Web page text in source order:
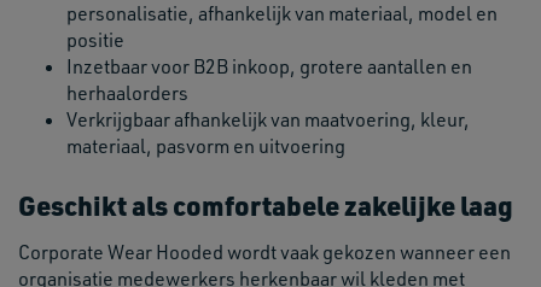
personalisatie, afhankelijk van materiaal, model en
positie
Inzetbaar voor B2B inkoop, grotere aantallen en
herhaalorders
Verkrijgbaar afhankelijk van maatvoering, kleur,
materiaal, pasvorm en uitvoering
Geschikt als comfortabele zakelijke laag
Corporate Wear Hooded wordt vaak gekozen wanneer een
organisatie medewerkers herkenbaar wil kleden met